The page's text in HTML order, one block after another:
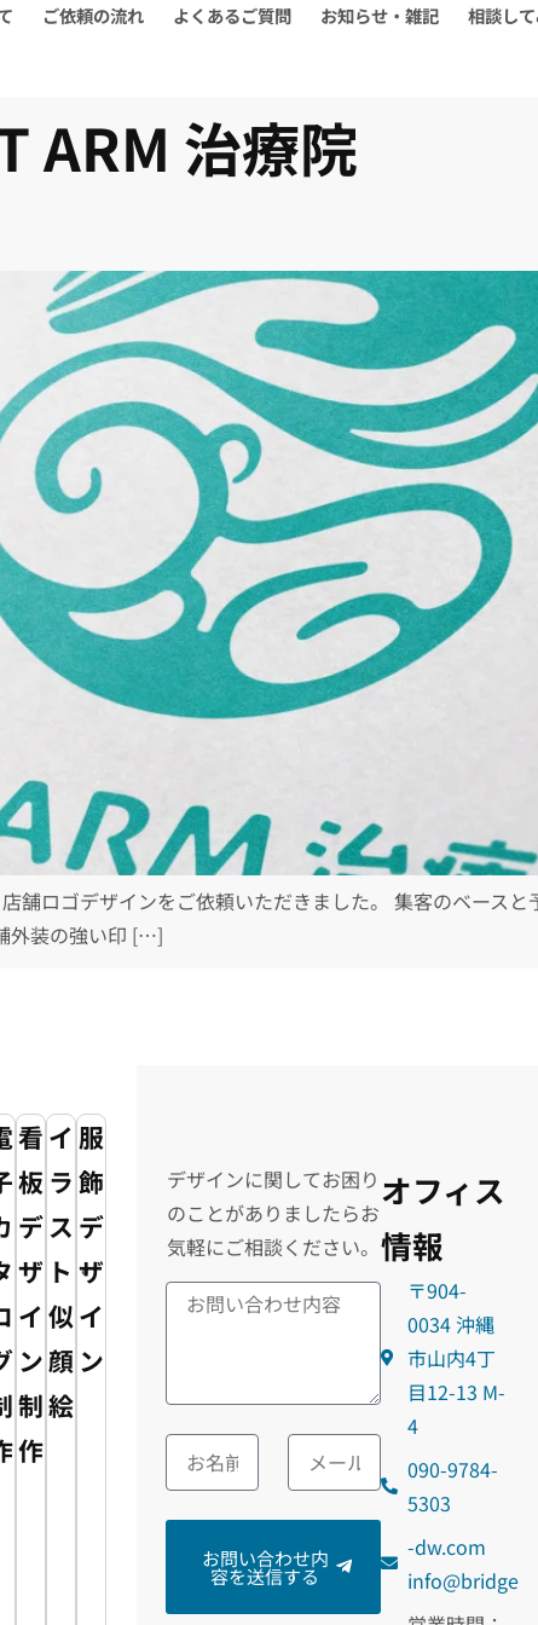
ご依頼の流れ よくあるご質問 お知らせ・雑記 相談し
ARM 治療院
舗ロゴデザインをご依頼いただきました。 集客のベース
外装の強い印 […]
看
板
デ
ザ
イ
ン
制
作
イ
ラ
ス
ト・
似
顔
絵
服
飾
デ
ザ
イ
ン
デザインに関してお困り
のことがありましたらお
気軽にご相談ください。
お問い合わせ内
容を送信する
オフィス
情報
〒904-
0034 沖縄
市山内4丁
目12-13 M-
4
090-9784-
5303
moc.wd-
egdirb
@ofni